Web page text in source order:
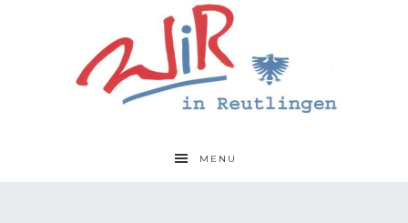
MENU